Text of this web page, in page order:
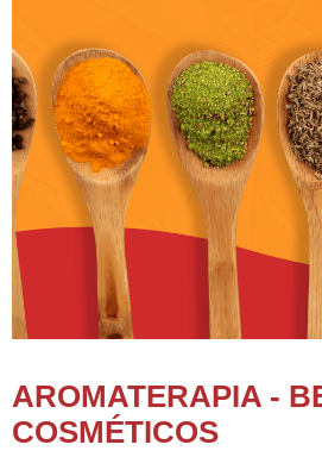
AROMATERAPIA -
COSMÉTICOS